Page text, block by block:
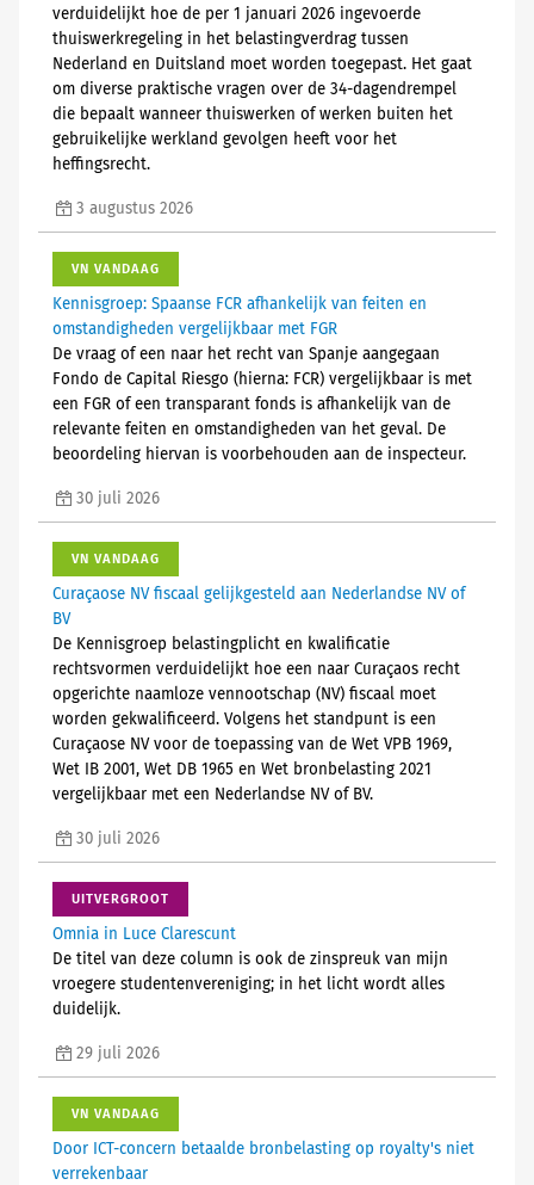
verduidelijkt hoe de per 1 januari 2026 ingevoerde
thuiswerkregeling in het belastingverdrag tussen
Nederland en Duitsland moet worden toegepast. Het gaat
om diverse praktische vragen over de 34-dagendrempel
die bepaalt wanneer thuiswerken of werken buiten het
gebruikelijke werkland gevolgen heeft voor het
heffingsrecht.
3 augustus 2026
VN VANDAAG
Kennisgroep: Spaanse FCR afhankelijk van feiten en
omstandigheden vergelijkbaar met FGR
De vraag of een naar het recht van Spanje aangegaan
Fondo de Capital Riesgo (hierna: FCR) vergelijkbaar is met
een FGR of een transparant fonds is afhankelijk van de
relevante feiten en omstandigheden van het geval. De
beoordeling hiervan is voorbehouden aan de inspecteur.
30 juli 2026
VN VANDAAG
Curaçaose NV fiscaal gelijkgesteld aan Nederlandse NV of
BV
De Kennisgroep belastingplicht en kwalificatie
rechtsvormen verduidelijkt hoe een naar Curaçaos recht
opgerichte naamloze vennootschap (NV) fiscaal moet
worden gekwalificeerd. Volgens het standpunt is een
Curaçaose NV voor de toepassing van de Wet VPB 1969,
Wet IB 2001, Wet DB 1965 en Wet bronbelasting 2021
vergelijkbaar met een Nederlandse NV of BV.
30 juli 2026
UITVERGROOT
Omnia in Luce Clarescunt
De titel van deze column is ook de zinspreuk van mijn
vroegere studentenvereniging; in het licht wordt alles
duidelijk.
29 juli 2026
VN VANDAAG
Door ICT-concern betaalde bronbelasting op royalty's niet
verrekenbaar